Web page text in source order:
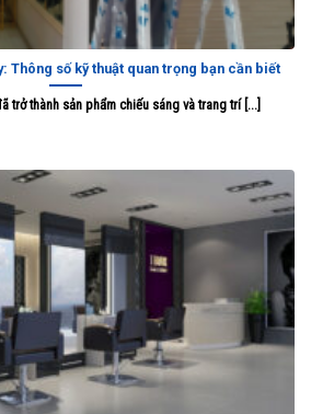
Thông số kỹ thuật quan trọng bạn cần biết
trở thành sản phẩm chiếu sáng và trang trí [...]